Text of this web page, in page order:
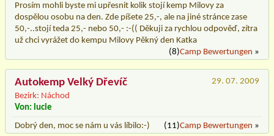
Prosím mohli byste mi upřesnit kolik stojí kemp Milovy za
dospělou osobu na den. Zde píšete 25,-, ale na jiné stránce zase
50,-..stojí teda 25,- nebo 50,- :-(( Děkuji za rychlou odpověď, zítra
už chci vyrážet do kempu Milovy Pěkný den Katka
(8)Camp Bewertungen »
Autokemp Velký Dřevíč
Bezirk: Náchod
29. 07. 2009
Von: lucie
Dobrý den, moc se nám u vás líbilo:-)
(11)Camp Bewertungen »